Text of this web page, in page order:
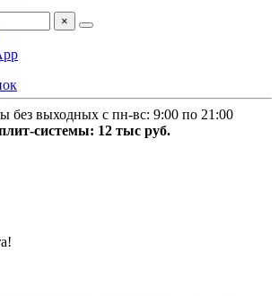
×
без выходных с пн-вс: 9:00 по 21:00
системы: 12 тыс руб.